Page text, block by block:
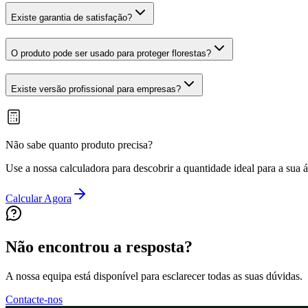
Existe garantia de satisfação?
O produto pode ser usado para proteger florestas?
Existe versão profissional para empresas?
Não sabe quanto produto precisa?
Use a nossa calculadora para descobrir a quantidade ideal para a sua
Calcular Agora
Não encontrou a resposta?
A nossa equipa está disponível para esclarecer todas as suas dúvidas.
Contacte-nos